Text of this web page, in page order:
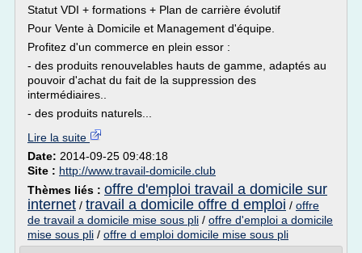
Statut VDI + formations + Plan de carrière évolutif
Pour Vente à Domicile et Management d'équipe.
Profitez d'un commerce en plein essor :
- des produits renouvelables hauts de gamme, adaptés au
pouvoir d'achat du fait de la suppression des
intermédiaires..
- des produits naturels...
Lire la suite
Date: 2014-09-25 09:48:18
Site : http://www.travail-domicile.club
Thèmes liés : offre d'emploi travail a domicile sur
internet / travail a domicile offre d emploi / offre
de travail a domicile mise sous pli / offre d'emploi a domicile
mise sous pli / offre d emploi domicile mise sous pli